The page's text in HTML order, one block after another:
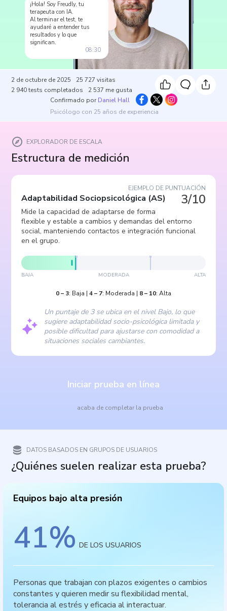
¡Hola! Soy Freudly, tu
terapeuta con IA.
Al terminar el test, te
ayudaré a entender tus
resultados y lo que
significan.
08:30
2 de octubre de 2025 25 727 visitas
2 940 tests completados 2 537 me gusta
Confirmado por Daniel Hall
Psicólogo con 25 años de experiencia
EXPLORADOR DE ESCALA
Estructura de medición
EJEMPLO DE PUNTUACIÓN
3/10
Adaptabilidad Sociopsicológica (AS)
Mide la capacidad de adaptarse de forma
flexible y estable a cambios y demandas del entorno
social, manteniendo contactos e integración funcional
en el grupo.
BAJA MODERADA ALTA
0– 3: Baja | 4– 7: Moderada | 8– 10: Alta
Un puntaje de 3 se ubica en el nivel Bajo, lo que
sugiere adaptabilidad socio-psicológica limitada y
posible dificultad para ajustarse con comodidad a
situaciones sociales cambiantes.
Iniciar prueba en línea
acaba de completar la prueba
DATOS BASADOS EN GRUPOS DE USUARIOS
¿Quiénes suelen realizar esta prueba?
Equipos bajo alta presión
41% DE LOS USUARIOS
Personas que trabajan con plazos exigentes o cambios
constantes y quieren medir su flexibilidad mental,
tolerancia al estrés y eficacia al interactuar.